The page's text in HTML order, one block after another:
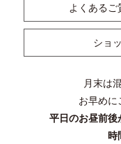
よくある
ショ
月末は
お早めに
平日のお昼前
時